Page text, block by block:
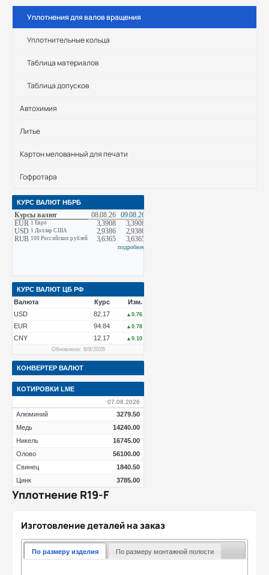
Уплотнения для валов вращения
Уплотнительные кольца
Таблица материалов
Таблица допусков
Автохимия
Литье
Картон мелованный для печати
Гофротара
КУРС ВАЛЮТ НБРБ
КУРС ВАЛЮТ ЦБ РФ
Валюта
Курс
Изм.
USD
82.17 ▲0.76
EUR 94.84 ▲0.78
CNY 12.17
▲0.10
Обновлено: 8/8/2026
КОНВЕРТЕР ВАЛЮТ
КОТИРОВКИ LME
07.08.2026
Алюминий
3279.50
Медь
14240.00
Никель
16745.00
Олово
56100.00
Свинец
1840.50
Цинк
3785.00
Уплотнение R19-F
Изготовление деталей на заказ
По размеру изделия По размеру монтажной полости